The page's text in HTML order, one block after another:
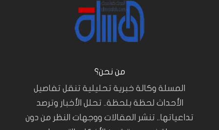
من نحن؟
المسلة وكالة خبرية تحليلية تنقل تفاصيل
الأحداث لحظة بلحظة.. تحلل الأخبار وترصد
تداعياتها.. تنشر المقالات ووجهات النظر من دون